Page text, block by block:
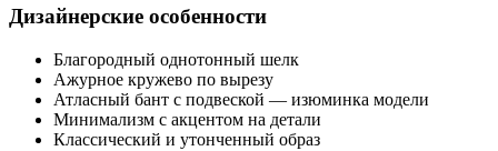
Дизайнерские особенности
Благородный однотонный шелк
Ажурное кружево по вырезу
Атласный бант с подвеской — изюминка модели
Минимализм с акцентом на детали
Классический и утонченный образ